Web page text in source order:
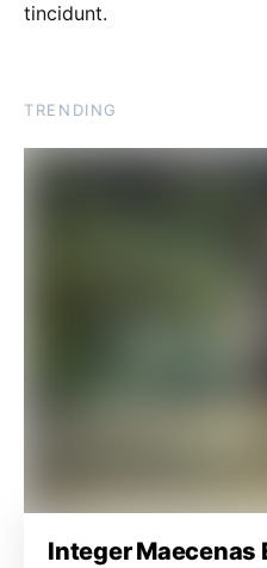
tincidunt.
TRENDING
Integer Maecenas